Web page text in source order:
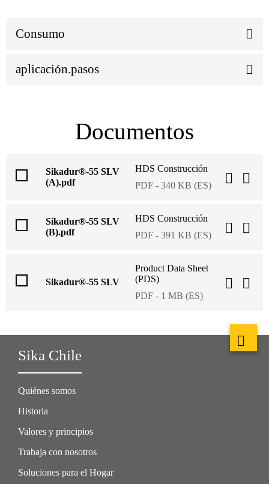
Consumo
aplicación.pasos
Documentos
Sikadur®-55 SLV
(A).pdf
HDS Construcción
PDF - 340 KB (ES)
Sikadur®-55 SLV
(B).pdf
HDS Construcción
PDF - 391 KB (ES)
Sikadur®-55 SLV
Product Data Sheet
(PDS)
PDF - 1 MB (ES)
Sika Chile
Quiénes somos
Historia
Valores y principios
Trabaja con nosotros
Soluciones para el Hogar